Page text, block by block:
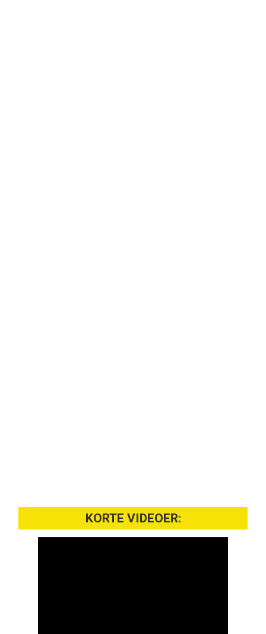
KORTE VIDEOER: